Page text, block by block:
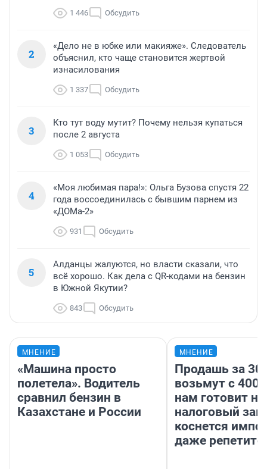
1 446 Обсудить
2
«Дело не в юбке или макияже». Следователь
объяснил, кто чаще становится жертвой
изнасилования
1 337 Обсудить
3
Кто тут воду мутит? Почему нельзя купаться
после 2 августа
1 053 Обсудить
4
«Моя любимая пара!»: Ольга Бузова спустя 22
года воссоединилась с бывшим парнем из
«ДОМа-2»
931 Обсудить
5
Алданцы жалуются, но власти сказали, что
всё хорошо. Как дела с QR-кодами на бензин
в Южной Якутии?
843 Обсудить
МНЕНИЕ
«Машина просто
полетела». Водитель
сравнил бензин в
Казахстане и России
МНЕНИЕ
Продашь за
возьмут с
нам готовит
налоговый
коснется
даже